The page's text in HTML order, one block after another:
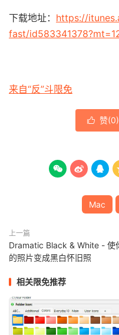
下载地址： https://
fast/
来自“反”斗限免
 赞(0)
  
Mac
上一篇
Dramatic Black & White - 使
的照片变成黑白怀旧照
相关限免推荐